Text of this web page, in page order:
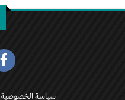
سياسة الخصوصية